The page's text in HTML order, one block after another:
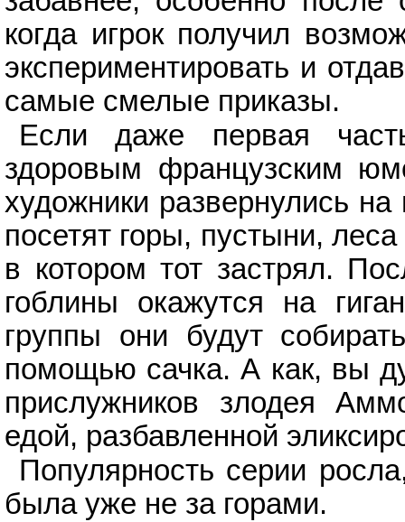
когда игрок получил
экспериментировать и
самые смелые приказы.
Если даже первая
здоровым французским
художники развернулись
посетят горы, пустыни,
в котором тот застрял.
гоблины окажутся на
группы они будут
помощью сачка. А как, вы
прислужников злодея
едой, разбавленной
Популярность серии
была уже не за горами.